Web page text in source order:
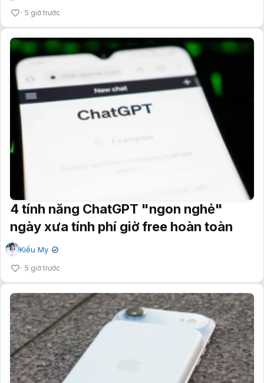
5 giờ trước
4 tính năng ChatGPT "ngon nghẻ"
ngày xưa tính phí giờ free hoàn toàn
Kiều My ✔
5 giờ trước